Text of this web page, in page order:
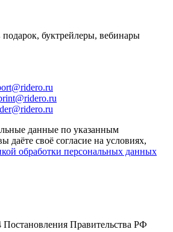
буктрейлеры, вебинары
данные по указанным
даёте своё согласие на условиях,
обработки персональных данных
Постановления Правительства РФ